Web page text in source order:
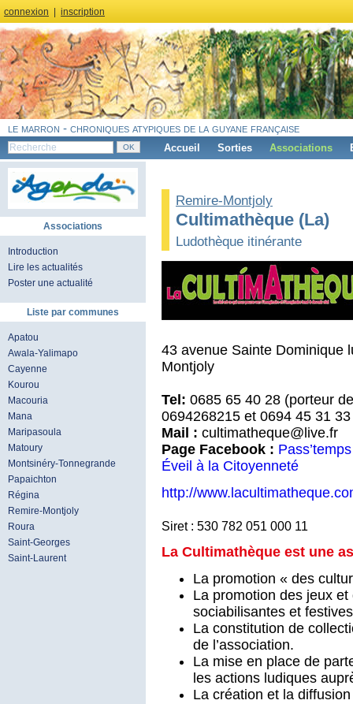
connexion inscription
le marron - chroniques atypiques de la guyane française
Accueil Sorties Associations
Associations
Introduction
Lire les actualités
Poster une actualité
Liste par communes
Apatou
Awala-Yalimapo
Cayenne
Kourou
Macouria
Mana
Maripasoula
Matoury
Montsinéry-Tonnegrande
Papaichton
Régina
Remire-Montjoly
Roura
Saint-Georges
Saint-Laurent
Remire-Montjoly
Cultimathèque (La)
Ludothèque itinérante
43 avenue Sainte Dominique
Montjoly
Tel: 0685 65 40 28 (porteur
0694268215 et 0694 45 31
Mail : cultimatheque@live.fr
Page Facebook :
Éveil à la Citoyenneté
http://
Siret : 530 782 051 000 11
La Cultimathèque est une
La promotion « des
La promotion des jeux
sociabilisantes et
La constitution de
de l’association.
La mise en place de
les actions ludiques
La création et la